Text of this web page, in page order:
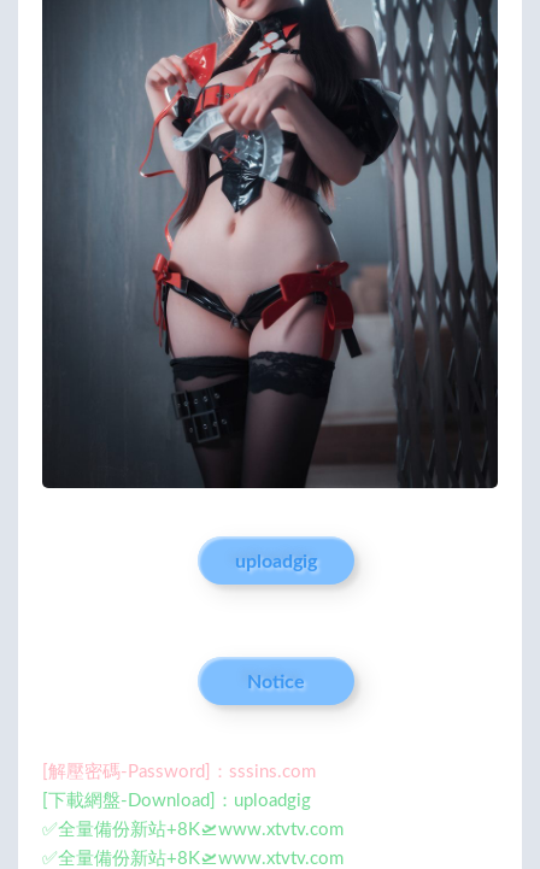
uploadgig
Notice
[解壓密碼-Password]：sssins.com
[下載網盤-Download]：uploadgig
✅全量備份新站+8K🛫www.xtvtv.com
✅全量備份新站+8K🛫www.xtvtv.com